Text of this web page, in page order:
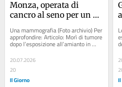
Monza, operata di
cancro al seno per un
scatta il risarcimento
dei danni per una
Una mammografia (Foto archivio) Per
approfondire: Articolo: Morì di tumore
dopo l’esposizione all’amianto in
caserma: il ministero della...
20.07.2026
20
Il Giorno